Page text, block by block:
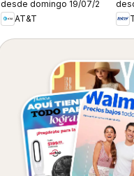
desde domingo 19/07/2026
AT&T